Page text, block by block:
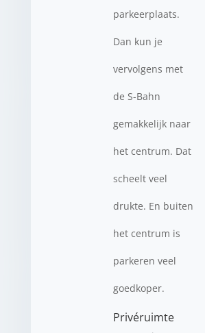
parkeerplaats.
Dan kun je
vervolgens met
de S-Bahn
gemakkelijk naar
het centrum. Dat
scheelt veel
drukte. En buiten
het centrum is
parkeren veel
goedkoper.
Privéruimte